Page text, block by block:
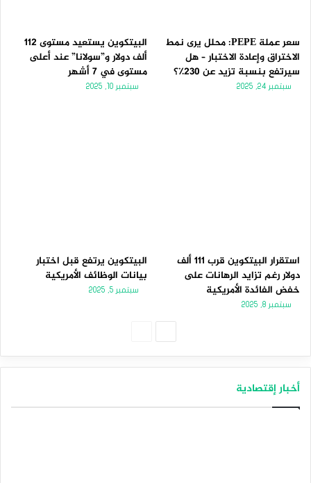
سعر عملة PEPE: محلل يرى نمط
الاختراق وإعادة الاختبار – هل
سيرتفع بنسبة تزيد عن 230٪؟
سبتمبر 24, 2025
البيتكوين يستعيد مستوى 112
ألف دولار و”سولانا” عند أعلى
مستوى في 7 أشهر
سبتمبر 10, 2025
استقرار البيتكوين قرب 111 ألف
دولار رغم تزايد الرهانات على
خفض الفائدة الأمريكية
سبتمبر 8, 2025
البيتكوين يرتفع قبل اختبار
بيانات الوظائف الأمريكية
سبتمبر 5, 2025
أخبار إقتصادية